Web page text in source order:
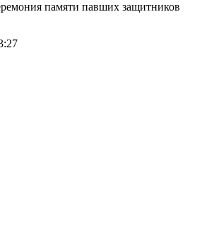
памяти павших защитников